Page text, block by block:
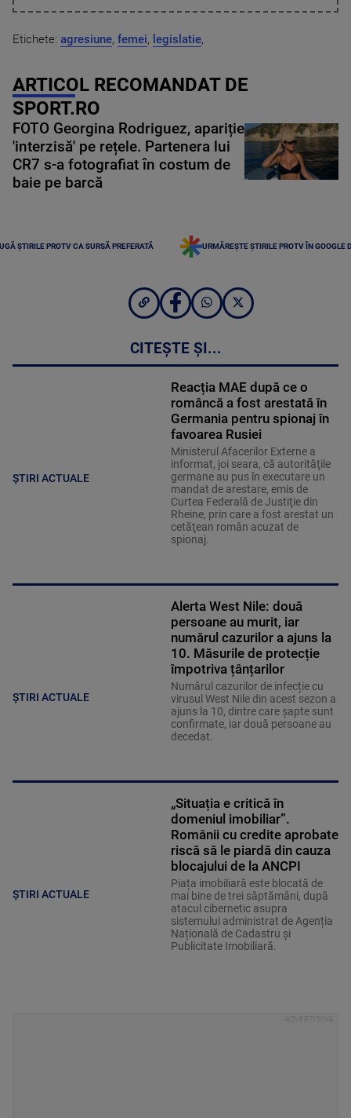
Etichete: agresiune, femei, legislatie,
ARTICOL RECOMANDAT DE
SPORT.RO
FOTO Georgina Rodriguez, apariție
'interzisă' pe rețele. Partenera lui
CR7 s-a fotografiat în costum de
baie pe barcă
ȘTIRILE PROTV CA SURSĂ PREFERATĂ URMĂREȘTE ȘTIRILE PROTV ÎN GOOGLE
CITEȘTE ȘI...
ȘTIRI ACTUALE
Reacția MAE după ce o
româncă a fost arestată în
Germania pentru spionaj în
favoarea Rusiei
Ministerul Afacerilor Externe a
informat, joi seara, că autorităţile
germane au pus în executare un
mandat de arestare, emis de
Curtea Federală de Justiţie din
Rheine, prin care a fost arestat un
cetăţean român acuzat de
spionaj.
ȘTIRI ACTUALE
Alerta West Nile: două
persoane au murit, iar
numărul cazurilor a ajuns la
10. Măsurile de protecție
împotriva țânțarilor
Numărul cazurilor de infecție cu
virusul West Nile din acest sezon a
ajuns la 10, dintre care șapte sunt
confirmate, iar două persoane au
decedat.
ȘTIRI ACTUALE
„Situația e critică în
domeniul imobiliar”.
Românii cu credite aprobate
riscă să le piardă din cauza
blocajului de la ANCPI
Piața imobiliară este blocată de
mai bine de trei săptămâni, după
atacul cibernetic asupra
sistemului administrat de Agenția
Națională de Cadastru și
Publicitate Imobiliară.